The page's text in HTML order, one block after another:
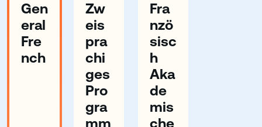
Gen
eral
Fre
nch
Zw
eis
pra
chi
ges
Pro
gra
mm
Fra
nzö
sisc
h
Aka
de
mis
che